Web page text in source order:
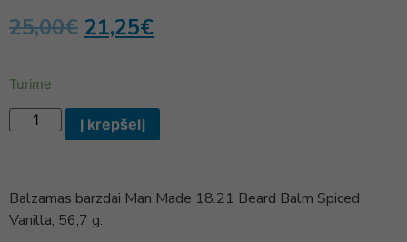
25,00€ 21,25€
Turime
Į krepšelį
Balzamas barzdai Man Made 18.21 Beard Balm Spiced
Vanilla, 56,7 g.